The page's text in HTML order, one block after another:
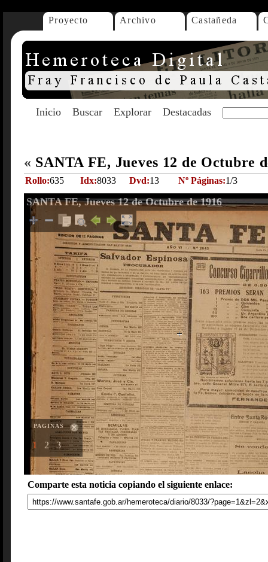
Proyecto Archivo Castañeda
Inicio Buscar Explorar Destacadas
« SANTA FE, Jueves 12 de Octubre
Rollo:635 Idx:8033 Dvd:13 Nº Páginas:1/3
SANTA FE, Jueves 12 de Octubre de 1916
PAGINAS
1 2 3
Comparte esta noticia copiando el siguiente enlace: